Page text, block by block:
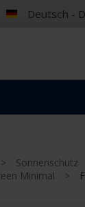
Deutsch -
> Sonnenschutz
Minimal >